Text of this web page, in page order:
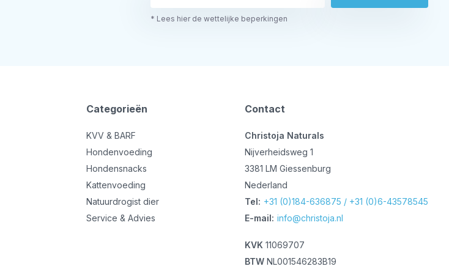
* Lees hier de wettelijke beperkingen
Categorieën
KVV & BARF
Hondenvoeding
Hondensnacks
Kattenvoeding
Natuurdrogist dier
Service & Advies
Contact
Christoja Naturals
Nijverheidsweg 1
3381 LM Giessenburg
Nederland
Tel: +31 (0)184-636875 / +31 (0)6-43578545
E-mail: info@christoja.nl
KVK 11069707
BTW NL001546283B19